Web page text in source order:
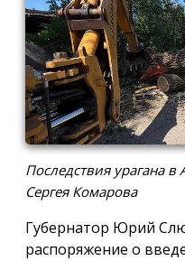
Последствия урагана
Сергея Комарова
Губернатор Юрий
распоряжение о